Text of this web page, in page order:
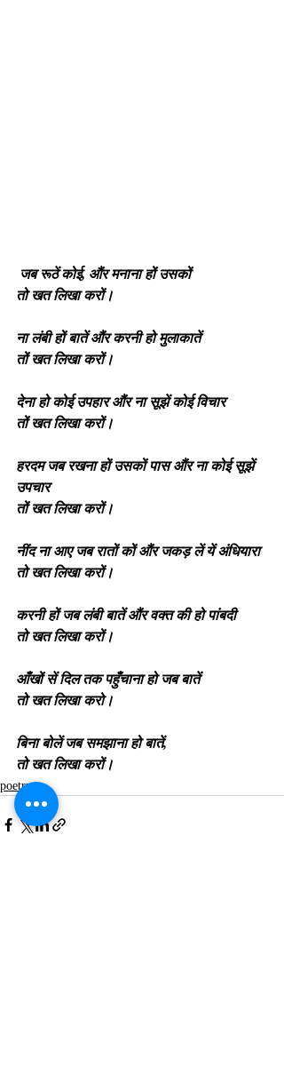
जब रूठें कोई, औंर मनाना हों उसकों
तो खत लिखा करों।
ना लंबी हों बातें औंर करनी हो मुलाकातें
तों खत लिखा करों।
देना हो कोई उपहार औंर ना सूझें कोई विचार
तों खत लिखा करों।
हरदम जब रखना हों उसकों पास औंर ना कोई सूझें
उपचार
तों खत लिखा करों।
नींद ना आए जब रातों कों औंर जकड़ लें यें अंधियारा
तो खत लिखा करों।
करनी हों जब लंबी बातें औंर वक्त की हो पांबदी
तो खत लिखा करों।
आँखों सें दिल तक पहुँचाना हो जब बातें
तो खत लिखा करो।
बिना बोलें जब समझाना हो बातें,
तो खत लिखा करों।
poetry